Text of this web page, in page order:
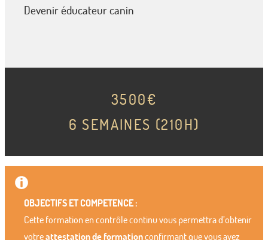
Devenir éducateur canin
3500€
6 SEMAINES (210H)
OBJECTIFS ET COMPETENCE :
Cette formation en contrôle continu vous permettra d’obtenir
votreattestation de formationconfirmant que vous avez